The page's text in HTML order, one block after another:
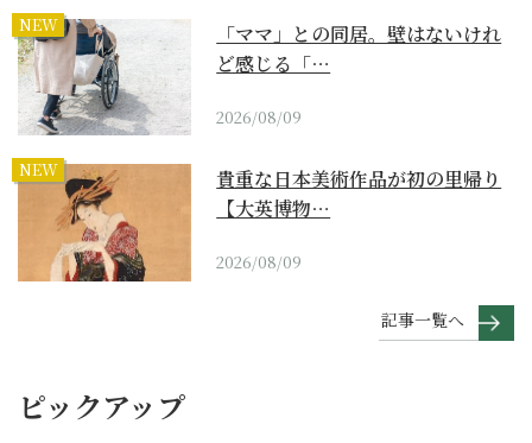
NEW
「ママ」との同居。壁はないけれ
ど感じる「…
2026/08/09
NEW
貴重な日本美術作品が初の里帰り
【大英博物…
2026/08/09
記事一覧へ
ピックアップ